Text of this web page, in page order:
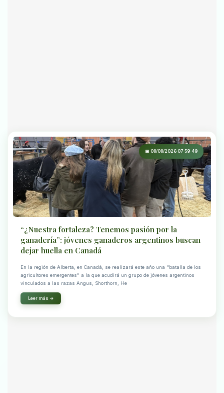
📅 08/08/2026 07:59:49
“¿Nuestra fortaleza? Tenemos pasión por la
ganadería”: jóvenes ganaderos argentinos buscan
dejar huella en Canadá
En la región de Alberta, en Canadá, se realizará este año una "batalla de los
agricultores emergentes" a la que acudirá un grupo de jóvenes argentinos
vinculados a las razas Angus, Shorthorn, He
Leer más →